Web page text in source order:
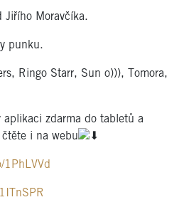
Jiřího Moravčíka.
punku.
Ringo Starr, Sun o))), Tomora,
aplikaci zdarma do tabletů a
i na webu
1PhLVVd